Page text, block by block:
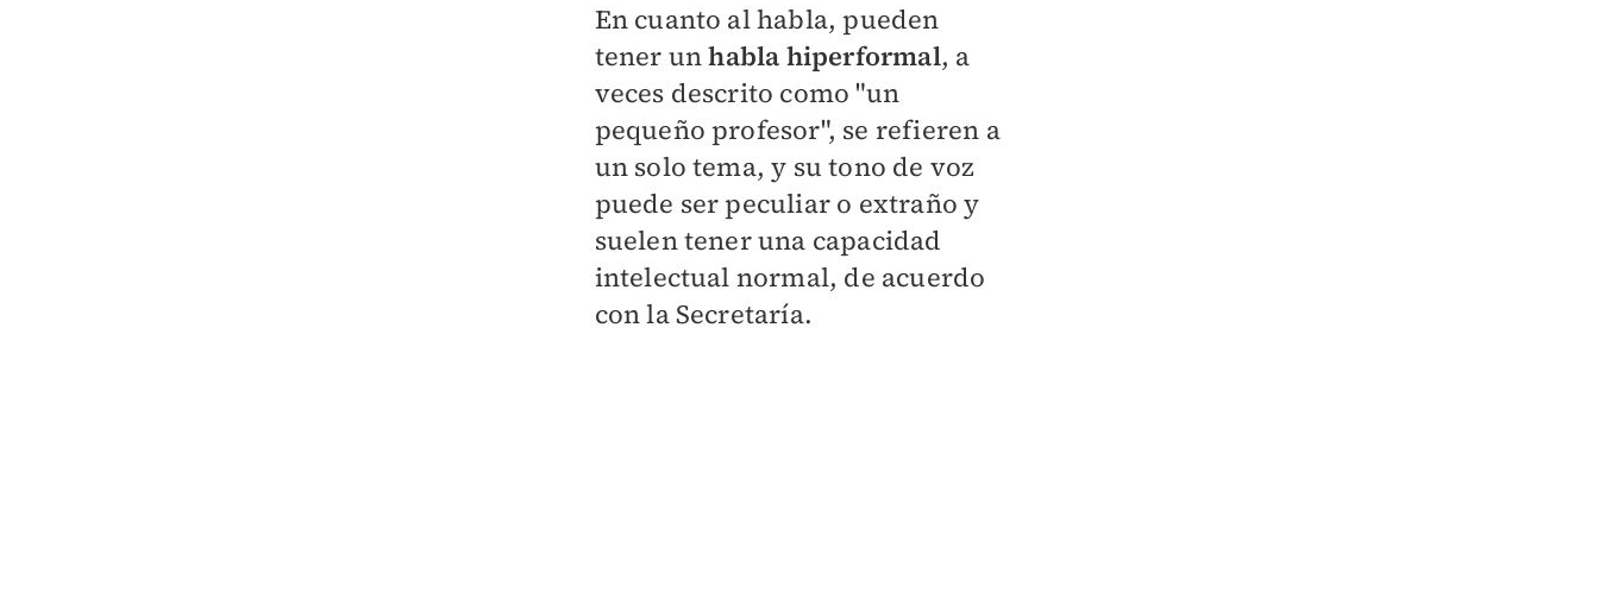
En cuanto al habla, pueden
tener unhabla hiperformal, a
veces descrito como "un
pequeño profesor", se refieren a
un solo tema, y su tono de voz
puede ser peculiar o extraño y
suelen tener una capacidad
intelectual normal, de acuerdo
con la Secretaría.